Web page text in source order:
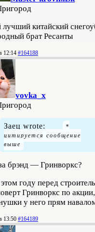
китайский
брат Ресанты
12:14 #164188
vovka_x
Заец wrote:
брэнд — Гринворкс?
году перед
Гринворкс по
у него прям
13:50 #164189